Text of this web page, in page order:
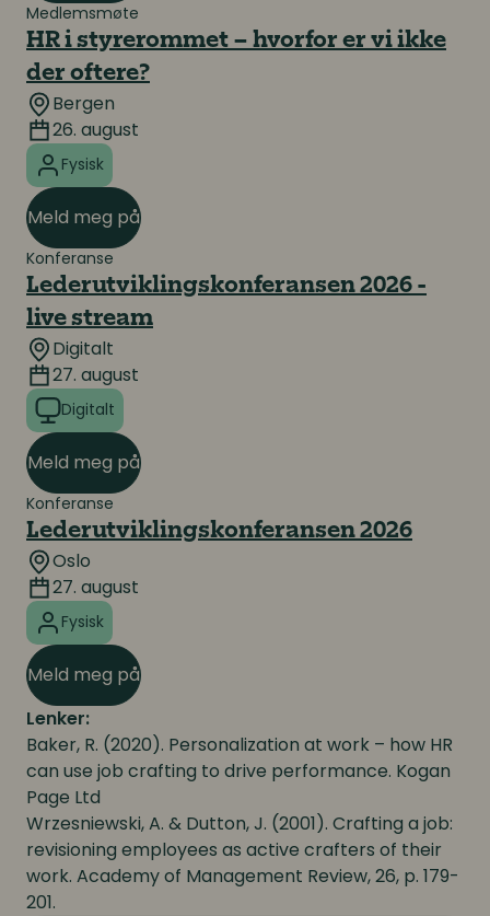
Medlemsmøte
HR i styrerommet – hvorfor er vi ikke
der oftere?
Bergen
26. august
Fysisk
Meld meg på
Konferanse
Lederutviklingskonferansen 2026 -
live stream
Digitalt
27. august
Digitalt
Meld meg på
Konferanse
Lederutviklingskonferansen 2026
Oslo
27. august
Fysisk
Meld meg på
Lenker:
Baker, R. (2020). Personalization at work – how HR
can use job crafting to drive performance. Kogan
Page Ltd
Wrzesniewski, A. & Dutton, J. (2001). Crafting a job:
revisioning employees as active crafters of their
work. Academy of Management Review, 26, p. 179-
201.